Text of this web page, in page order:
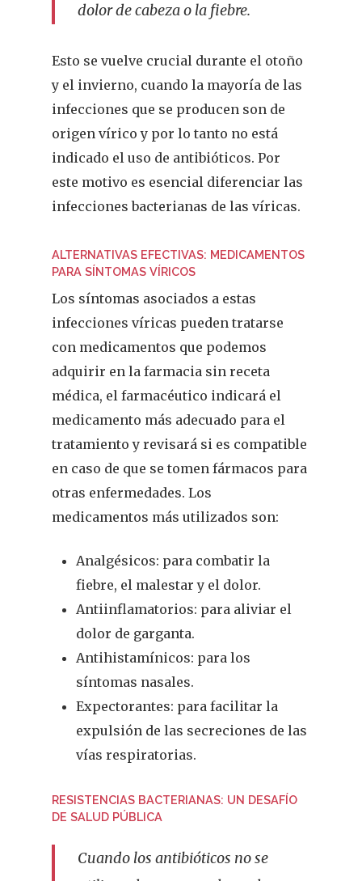
dolor de cabeza o la fiebre.
Esto se vuelve crucial durante el otoño
y el invierno, cuando la mayoría de las
infecciones que se producen son de
origen vírico y por lo tanto no está
indicado el uso de antibióticos. Por
este motivo es esencial diferenciar las
infecciones bacterianas de las víricas.
ALTERNATIVAS EFECTIVAS: MEDICAMENTOS
PARA SÍNTOMAS VÍRICOS
Los síntomas asociados a estas
infecciones víricas pueden tratarse
con medicamentos que podemos
adquirir en la farmacia sin receta
médica, el farmacéutico indicará el
medicamento más adecuado para el
tratamiento y revisará si es compatible
en caso de que se tomen fármacos para
otras enfermedades. Los
medicamentos más utilizados son:
Analgésicos: para combatir la
fiebre, el malestar y el dolor.
Antiinflamatorios: para aliviar el
dolor de garganta.
Antihistamínicos: para los
síntomas nasales.
Expectorantes: para facilitar la
expulsión de las secreciones de las
vías respiratorias.
RESISTENCIAS BACTERIANAS: UN DESAFÍO
DE SALUD PÚBLICA
Cuando los antibióticos no se